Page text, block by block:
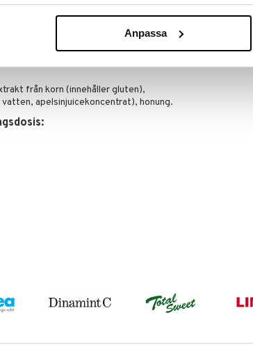
Anpassa
från korn (innehåller gluten),
apelsinjuicekoncentrat), honung.